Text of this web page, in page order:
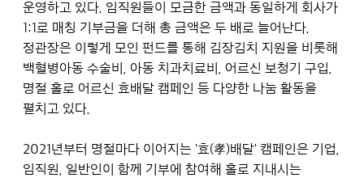
운영하고 있다. 임직원들이 모금한 금액과 동일하게 회사가
1:1로 매칭 기부금을 더해 총 금액은 두 배로 늘어난다.
정관장은 이렇게 모인 펀드를 통해 김장김치 지원을 비롯해
백혈병아동 수술비, 아동 치과치료비, 어르신 보청기 구입,
명절 홀로 어르신 효배달 캠페인 등 다양한 나눔 활동을
펼치고 있다.
2021년부터 명절마다 이어지는 '효(孝)배달' 캠페인은 기업,
임직원, 일반인이 함께 기부에 참여해 홀로 지내시는